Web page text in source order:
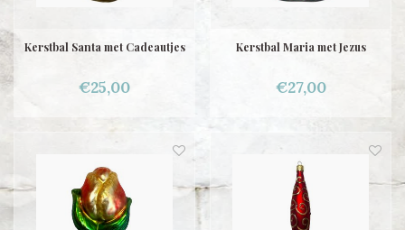
Kerstbal Santa met Cadeautjes
€25,00
Kerstbal Maria met Jezus
€27,00